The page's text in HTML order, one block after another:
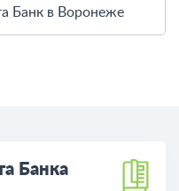
Банк в Воронеже
Банка